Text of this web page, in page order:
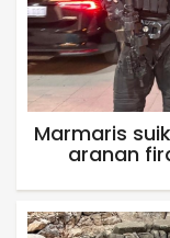
Marmaris
aranan